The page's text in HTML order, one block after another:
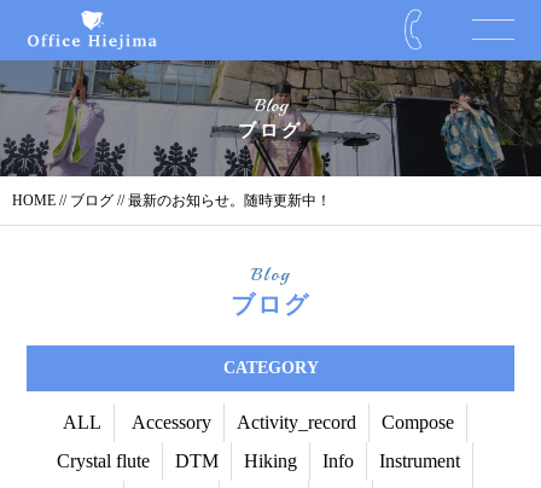
Blog
ブログ
HOME // ブログ // 最新のお知らせ。随時更新中！
Blog
ブログ
CATEGORY
ALL Accessory Activity_record
Compose
Crystal flute
DTM Hiking Info
Instrument